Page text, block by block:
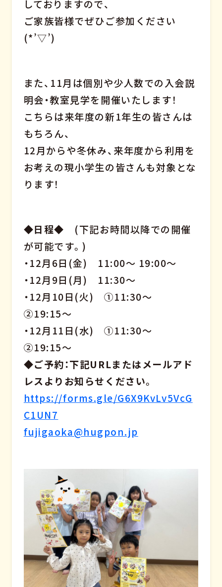
しておりますので、
ご家族皆様でぜひご参加ください
(*’▽’)
また、11月は個別や少人数での入会説
明会・教室見学を開催いたします！
こちらは来年度の新1年生の皆さんは
もちろん、
12月からや冬休み、来年度から利用を
お考えの現小学生の皆さんも対象とな
ります！
◆日程◆ (下記お時間以降での開催
が可能です。)
・12月6日(金) 11:00～ 19:00～
・12月9日(月) 11:30～
・12月10日(火) ①11:30～
②19:15～
・12月11日(水) ①11:30～
②19:15～
◆ご予約：下記URLまたはメールアド
レスよりお知らせください。
https://forms.gle/G6X9KvLv5VcG
C1UN7
fujigaoka@hugpon.jp